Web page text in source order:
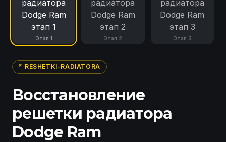
Этап 1 Этап 2 Этап 3
RESHETKI-RADIATORA
Восстановление
решетки радиатора
Dodge Ram